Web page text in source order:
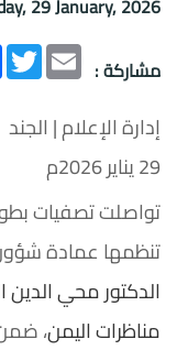
29 January, 2026
مشاركة : Email
إدارة الإعلام | الجند
29 يناير 2026م
تواصلت تصفيات
تنظمها عمادة
الدكتور محي الدين
مناظرات اليمن،